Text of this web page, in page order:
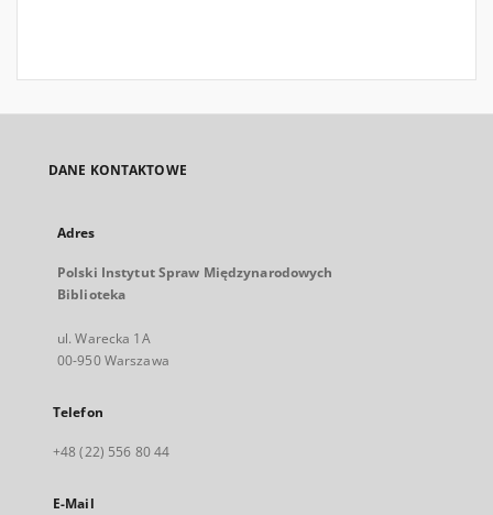
DANE KONTAKTOWE
Adres
Polski Instytut Spraw Międzynarodowych
Biblioteka
ul. Warecka 1A
00-950 Warszawa
Telefon
+48 (22) 556 80 44
E-Mail